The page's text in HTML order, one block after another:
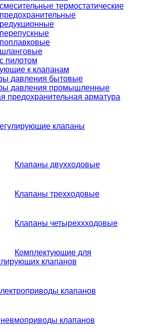
термостатические
пилотом
к клапанам
давления бытовые
давления промышленные
предохранительная арматура
клапаны
Клапаны двухходовые
Клапаны трехходовые
Клапаны четыреххходовые
Комплектующие для
клапанов
клапанов
клапанов